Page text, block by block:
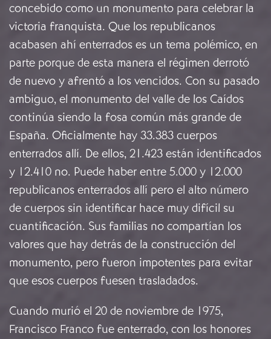
concebido como un monumento para celebrar la
victoria franquista. Que los republicanos
acabasen ahí enterrados es un tema polémico, en
parte porque de esta manera el régimen derrotó
de nuevo y afrentó a los vencidos. Con su pasado
ambiguo, el monumento del valle de los Caídos
continúa siendo la fosa común más grande de
España. Oficialmente hay 33.383 cuerpos
enterrados allí. De ellos, 21.423 están identificados
y 12.410 no. Puede haber entre 5.000 y 12.000
republicanos enterrados allí pero el alto número
de cuerpos sin identificar hace muy difícil su
cuantificación. Sus familias no compartían los
valores que hay detrás de la construcción del
monumento, pero fueron impotentes para evitar
que esos cuerpos fuesen trasladados.
Cuando murió el 20 de noviembre de 1975,
Francisco Franco fue enterrado, con los honores